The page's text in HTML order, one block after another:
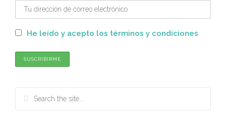
He leído y acepto los términos y condiciones